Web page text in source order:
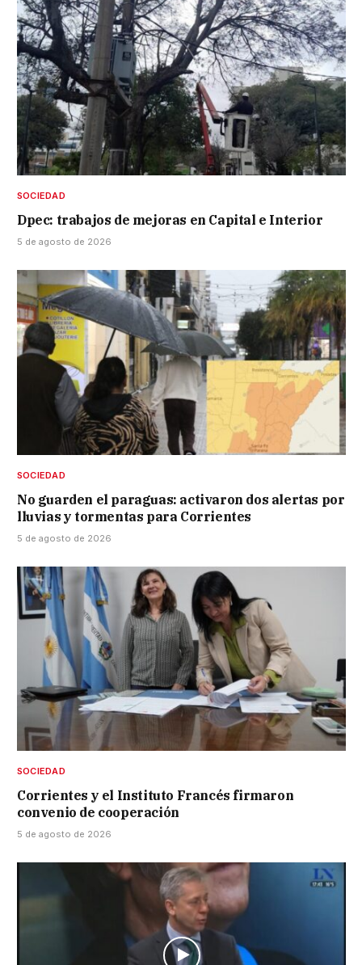
SOCIEDAD
Dpec: trabajos de mejoras en Capital e Interior
5 de agosto de 2026
SOCIEDAD
No guarden el paraguas: activaron dos alertas por
lluvias y tormentas para Corrientes
5 de agosto de 2026
SOCIEDAD
Corrientes y el Instituto Francés firmaron
convenio de cooperación
5 de agosto de 2026